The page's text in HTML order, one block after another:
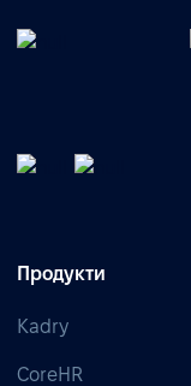
Продукти
Kadry
CoreHR